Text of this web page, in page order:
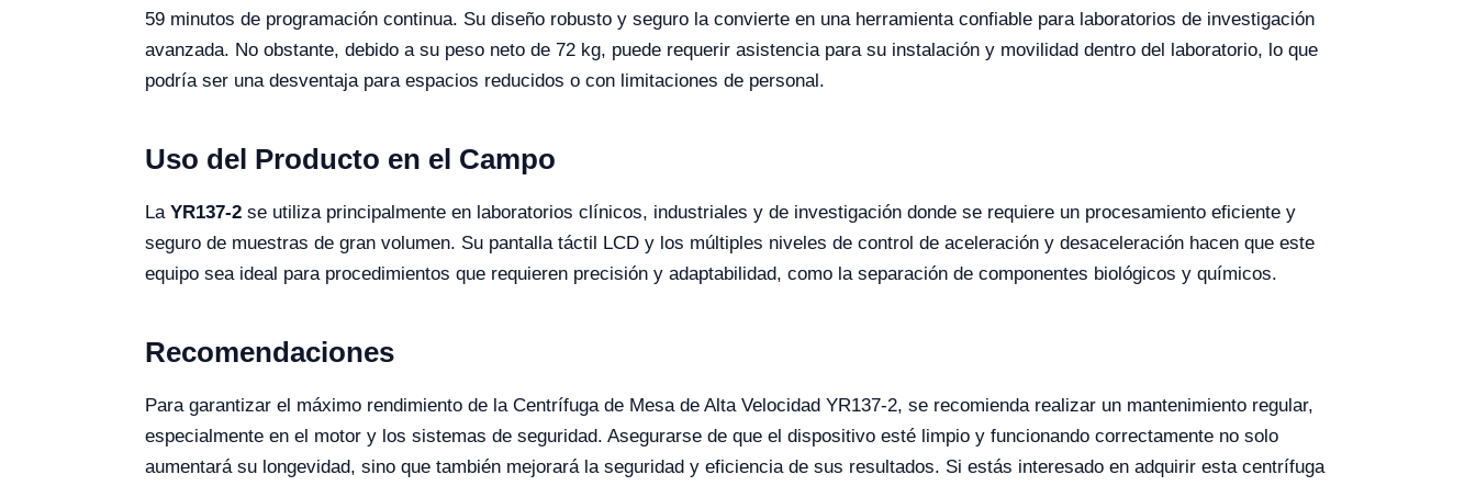
59 minutos de programación continua. Su diseño robusto y seguro la convierte en una herramienta confiable para laboratorios de investigación
avanzada. No obstante, debido a su peso neto de 72 kg, puede requerir asistencia para su instalación y movilidad dentro del laboratorio, lo que
podría ser una desventaja para espacios reducidos o con limitaciones de personal.
Uso del Producto en el Campo
La YR137-2 se utiliza principalmente en laboratorios clínicos, industriales y de investigación donde se requiere un procesamiento eficiente y
seguro de muestras de gran volumen. Su pantalla táctil LCD y los múltiples niveles de control de aceleración y desaceleración hacen que este
equipo sea ideal para procedimientos que requieren precisión y adaptabilidad, como la separación de componentes biológicos y químicos.
Recomendaciones
Para garantizar el máximo rendimiento de la Centrífuga de Mesa de Alta Velocidad YR137-2, se recomienda realizar un mantenimiento regular,
especialmente en el motor y los sistemas de seguridad. Asegurarse de que el dispositivo esté limpio y funcionando correctamente no solo
aumentará su longevidad, sino que también mejorará la seguridad y eficiencia de sus resultados. Si estás interesado en adquirir esta centrífuga